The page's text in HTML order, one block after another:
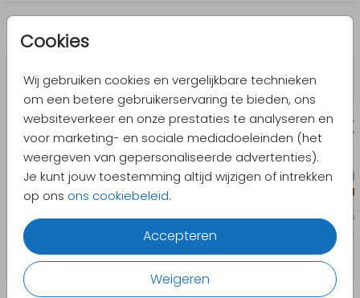
Cookies
Wij gebruiken cookies en vergelijkbare technieken
om een betere gebruikerservaring te bieden, ons
websiteverkeer en onze prestaties te analyseren en
voor marketing- en sociale mediadoeleinden (het
weergeven van gepersonaliseerde advertenties).
Je kunt jouw toestemming altijd wijzigen of intrekken
op ons ons cookiebeleid.
Accepteren
Weigeren
Meer in dezelfde stijl